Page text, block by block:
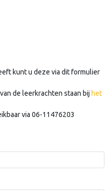
kunt u deze via dit formulier
de leerkrachten staan bij het
via 06-11476203